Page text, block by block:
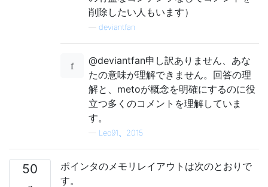
削除したい人もいます）
deviantfan
@deviantfan申し訳ありません、あな
たの意味が理解できません。回答の理
解と、metoが概念を明確にするのに役
立つ多くのコメントを理解していま
す。
— Leo91、2015
50
ポインタのメモリレイアウトは次のとおりで
す。